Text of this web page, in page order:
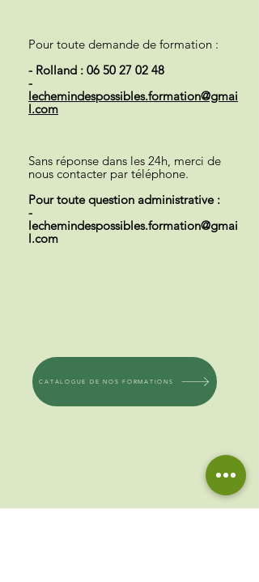
Pour toute demande de formation :
- Rolland : 06 50 27 02 48
-
lechemindespossibles.formation@gmai
l.com
Sans réponse dans les 24h, merci de
nous contacter par téléphone.
Pour toute question administrative :
-
lechemindespossibles.formation@gmai
l.com
CATALOGUE DE NOS FORMATIONS